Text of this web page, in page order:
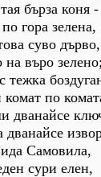
бърза коня -
гора зелена,
суво дърво,
на въро
тежка
по
дванайсе
дванайсе
Самовила,
сури елен,